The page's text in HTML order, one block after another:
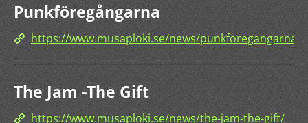
Punkföregångarna
https://www.musaploki.se/news/punkforegangarna/
The Jam -The Gift
https://www.musaploki.se/news/the-jam-the-gift/